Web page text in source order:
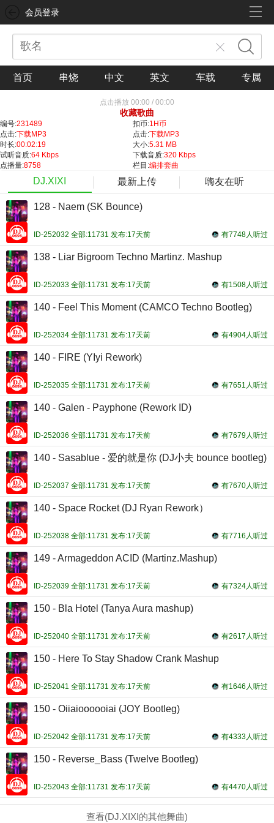
会员登录
首页 串烧 中文 英文 车载 专属
点击播放 00:00 / 00:00
收藏歌曲
编号:231489 扣币:1H币
点击:下载MP3 点击:下载MP3
时长:00:02:19 大小:5.31 MB
试听音质:64 Kbps 下载音质:320 Kbps
点播量:8758 栏目:编排套曲
DJ.XIXI 最新上传 嗨友在听
128 - Naem (SK Bounce)
有7748人听过
ID-252032 全部:11731 发布:17天前
138 - Liar Bigroom Techno Martinz. Mashup
有1508人听过
ID-252033 全部:11731 发布:17天前
140 - Feel This Moment (CAMCO Techno Bootleg)
有4904人听过
ID-252034 全部:11731 发布:17天前
140 - FIRE (YIyi Rework)
有7651人听过
ID-252035 全部:11731 发布:17天前
140 - Galen - Payphone (Rework ID)
有7679人听过
ID-252036 全部:11731 发布:17天前
140 - Sasablue - 爱的就是你 (DJ小夫 bounce bootleg)
有7670人听过
ID-252037 全部:11731 发布:17天前
140 - Space Rocket (DJ Ryan Rework）
有7716人听过
ID-252038 全部:11731 发布:17天前
149 - Armageddon ACID (Martinz.Mashup)
有7324人听过
ID-252039 全部:11731 发布:17天前
150 - Bla Hotel (Tanya Aura mashup)
有2617人听过
ID-252040 全部:11731 发布:17天前
150 - Here To Stay Shadow Crank Mashup
有1646人听过
ID-252041 全部:11731 发布:17天前
150 - Oiiaioooooiai (JOY Bootleg)
有4333人听过
ID-252042 全部:11731 发布:17天前
150 - Reverse_Bass (Twelve Bootleg)
有4470人听过
ID-252043 全部:11731 发布:17天前
查看(DJ.XIXI的其他舞曲)